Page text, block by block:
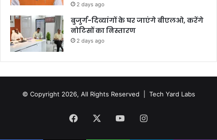
2 days ago
बुजुर्ग-दिव्यांगों के घर जाएंगे बीएलओ, करेंगे
नोटिसों का निस्तारण
2 days ago
© Copyright 2026, All Rights Reserved | Tech Yard Labs
Facebook YouTubeInstagram